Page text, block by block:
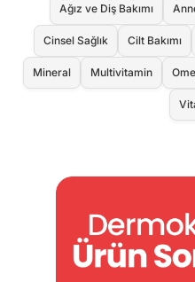
Ağız ve Diş Bakımı
Cinsel Sağlık Cilt Bakımı
Mineral Multivitamin